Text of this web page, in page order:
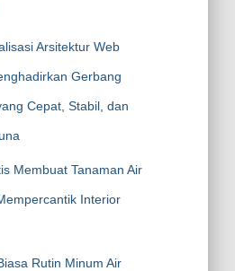
Arsitektur Web
Gerbang
Cepat, Stabil, dan
Membuat Tanaman Air
Interior
Rutin Minum Air